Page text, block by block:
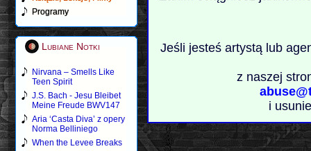
Programy
Lubiane Notki
Nirvana – Smells Like
Teen Spirit
J.S. Bach - Jesu Bleibet
Meine Freude BWV147
Aria ‘Casta Diva’ z opery
Norma Belliniego
When the Levee Breaks
Jeśli jesteś artystą lub
z naszej
i